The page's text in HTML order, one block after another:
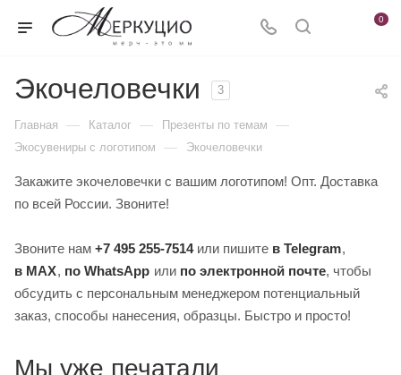
0
Экочеловечки 3
Главная — Каталог — Презенты по темам —
Экосувениры с логотипом — Экочеловечки
Закажите экочеловечки с вашим логотипом! Опт. Доставка
по всей России. Звоните!
Звоните нам +7 495 255-7514или пишите в Telegram,
в MAX, по WhatsApp или по электронной почте, чтобы
обсудить с персональным менеджером потенциальный
заказ, способы нанесения, образцы. Быстро и просто!
Мы уже печатали